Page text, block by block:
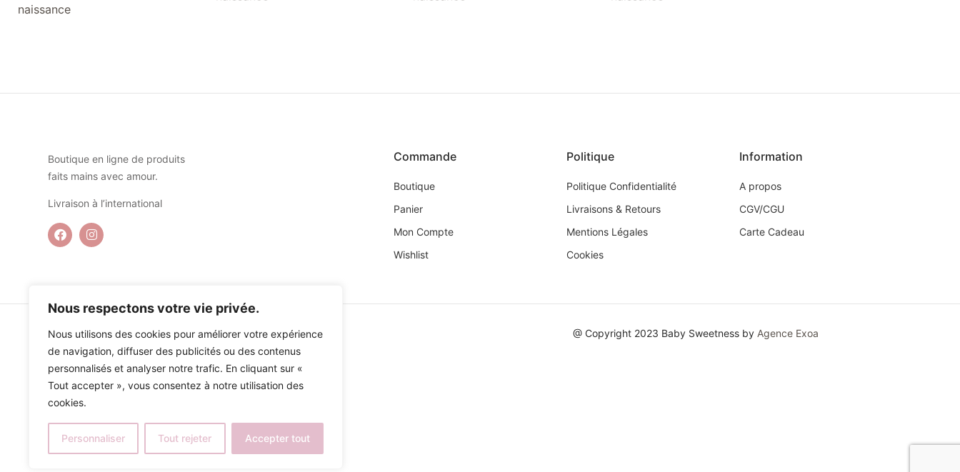
Nous respectons votre vie privée.
Nous utilisons des cookies pour améliorer votre expérience
de navigation, diffuser des publicités ou des contenus
personnalisés et analyser notre trafic. En cliquant sur «
Tout accepter », vous consentez à notre utilisation des
cookies.
Personnaliser Tout rejeter Accepter tout
naissance
Boutique en ligne de produits
faits mains avec amour.
Livraison à l’international
Commande
Boutique
Panier
Mon Compte
Wishlist
Politique
Politique Confidentialité
Livraisons & Retours
Mentions Légales
Cookies
Information
A propos
CGV/CGU
Carte Cadeau
@ Copyright 2023 Baby Sweetness by Agence Exoa